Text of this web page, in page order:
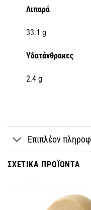
Λιπαρά
33.1 g
Υδατάνθρακες
2.4 g
Επιπλέον
ΣΧΕΤΙΚΆ ΠΡΟΪΌΝΤΑ